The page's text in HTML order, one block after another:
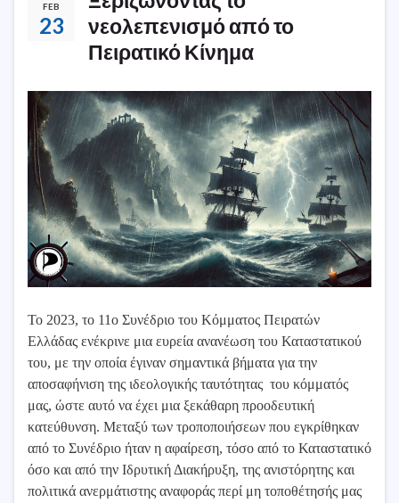
FEB
23
νεολεπενισμό από το
Πειρατικό Κίνημα
To 2023, το 11ο Συνέδριο του Κόμματος Πειρατών
Ελλάδας ενέκρινε μια ευρεία ανανέωση του Καταστατικού
του, με την οποία έγιναν σημαντικά βήματα για την
αποσαφήνιση της ιδεολογικής ταυτότητας του κόμματός
μας, ώστε αυτό να έχει μια ξεκάθαρη προοδευτική
κατεύθυνση. Μεταξύ των τροποποιήσεων που εγκρίθηκαν
από το Συνέδριο ήταν η αφαίρεση, τόσο από το Καταστατικό
όσο και από την Ιδρυτική Διακήρυξη, της ανιστόρητης και
πολιτικά ανερμάτιστης αναφοράς περί μη τοποθέτησής μας